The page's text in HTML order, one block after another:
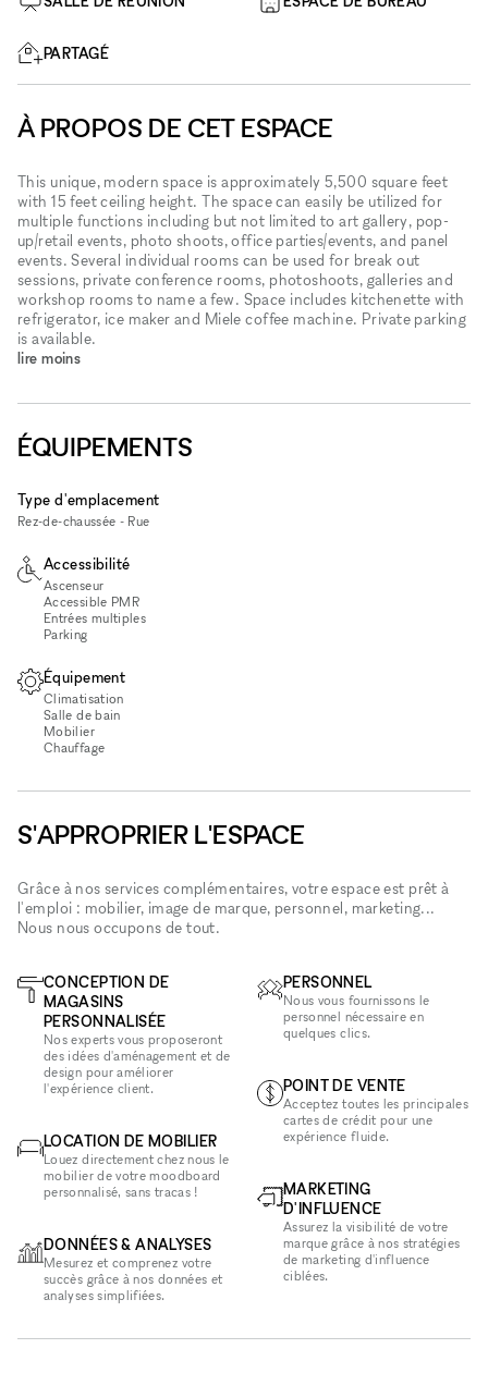
PARTAGÉ
À PROPOS DE CET ESPACE
This unique, modern space is approximately 5,500 square feet
with 15 feet ceiling height. The space can easily be utilized for
multiple functions including but not limited to art gallery, pop-
up/retail events, photo shoots, office parties/events, and panel
events. Several individual rooms can be used for break out
sessions, private conference rooms, photoshoots, galleries and
workshop rooms to name a few. Space includes kitchenette with
refrigerator, ice maker and Miele coffee machine. Private parking
is available.
lire moins
ÉQUIPEMENTS
Type d'emplacement
Rez-de-chaussée - Rue
Accessibilité
Ascenseur
Accessible PMR
Entrées multiples
Parking
Équipement
Climatisation
Salle de bain
Mobilier
Chauffage
S'APPROPRIER L'ESPACE
Grâce à nos services complémentaires, votre espace est prêt à
l'emploi : mobilier, image de marque, personnel, marketing...
Nous nous occupons de tout.
CONCEPTION DE
MAGASINS
PERSONNALISÉE
Nos experts vous proposeront
des idées d'aménagement et de
design pour améliorer
l'expérience client.
LOCATION DE MOBILIER
Louez directement chez nous le
mobilier de votre moodboard
personnalisé, sans tracas !
DONNÉES & ANALYSES
Mesurez et comprenez votre
succès grâce à nos données et
analyses simplifiées.
PERSONNEL
Nous vous fournissons le
personnel nécessaire en
quelques clics.
POINT DE VENTE
Acceptez toutes les principales
cartes de crédit pour une
expérience fluide.
MARKETING
D'INFLUENCE
Assurez la visibilité de votre
marque grâce à nos stratégies
de marketing d'influence
ciblées.